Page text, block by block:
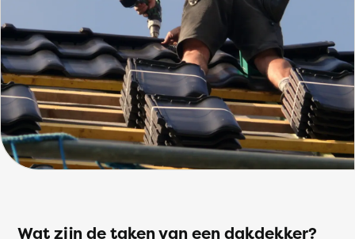
Wat zijn de taken van een dakdekker?